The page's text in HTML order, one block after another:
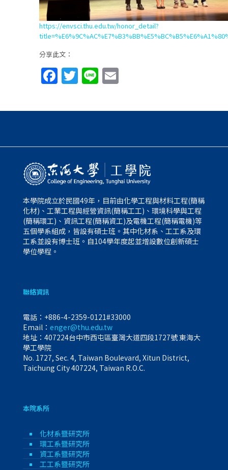
https://envsci.thu.edu.tw/honor_detail?
分享此文：
Facebook
Twitter
LineEmail
本學院成立於民國49年，目前由化學工程與材料工程(簡稱
化材)、工業工程與經營資訊(簡稱工工)、環境科學與工程
(簡稱環工)、資訊工程(簡稱資工)及電機工程(簡稱電機)等
五個學系組成，皆設有碩士班。其中化材系、工工系及環
工系並設有博士班。自104學年度起並增設數位創新碩士
學位學程。
聯絡資訊
電話： +886-4-2359-0121#33000
Email： enger@thu.edu.tw
地址：407224台中市西屯區臺灣大道四段1727號 東海大
學工學院
No. 1727, Sec. 4, Taiwan Boulevard, Xitun District,
Taichung City 407224, Taiwan R.O.C.
本院系所
化材系暨研究所
環工系暨研究所
資工系暨研究所
工工系暨研究所